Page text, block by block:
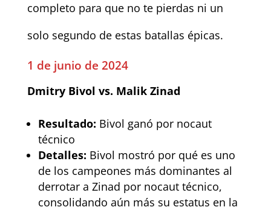
completo para que no te pierdas ni un
solo segundo de estas batallas épicas.
1 de junio de 2024
Dmitry Bivol vs. Malik Zinad
Resultado: Bivol ganó por nocaut
técnico
Detalles: Bivol mostró por qué es uno
de los campeones más dominantes al
derrotar a Zinad por nocaut técnico,
consolidando aún más su estatus en la